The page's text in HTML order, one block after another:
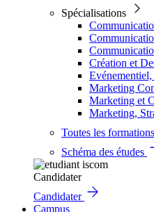
Spécialisations
Création et
Marketing
Marketing et
Marketing,
Toutes les formations
Schéma des études
Candidater
Candidater
Campus